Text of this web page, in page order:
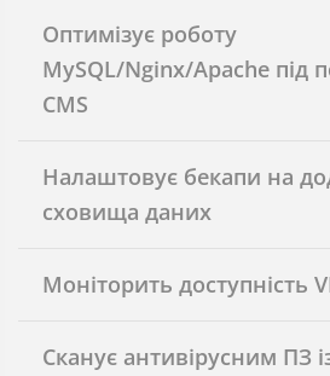
Оптимізує роботу
MySQL/Nginx/Apache під
CMS
Налаштовує бекапи на
сховища даних
Моніторить доступність
Сканує антивірусним ПЗ